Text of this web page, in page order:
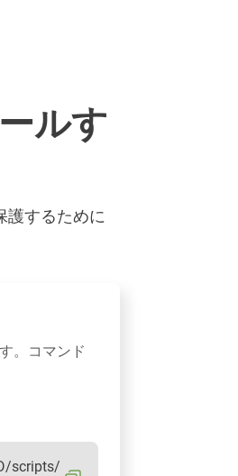
ルす
護するために
。コマンド
scripts/